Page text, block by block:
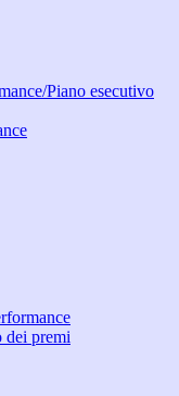
Piano esecutivo
dei premi